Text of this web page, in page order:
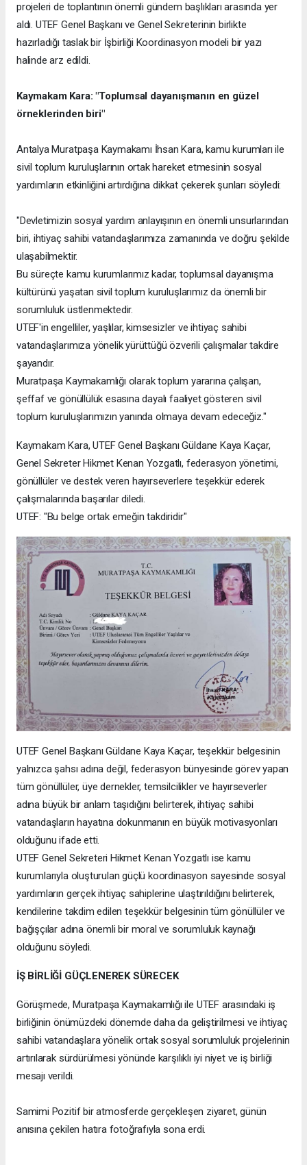
projeleri de toplantının önemli gündem başlıkları arasında yer
aldı. UTEF Genel Başkanı ve Genel Sekreterinin birlikte
hazırladığı taslak bir İşbirliği Koordinasyon modeli bir yazı
halinde arz edildi.
Kaymakam Kara: "Toplumsal dayanışmanın en güzel
örneklerinden biri"
Antalya Muratpaşa Kaymakamı İhsan Kara, kamu kurumları ile
sivil toplum kuruluşlarının ortak hareket etmesinin sosyal
yardımların etkinliğini artırdığına dikkat çekerek şunları söyledi:
"Devletimizin sosyal yardım anlayışının en önemli unsurlarından
biri, ihtiyaç sahibi vatandaşlarımıza zamanında ve doğru şekilde
ulaşabilmektir.
Bu süreçte kamu kurumlarımız kadar, toplumsal dayanışma
kültürünü yaşatan sivil toplum kuruluşlarımız da önemli bir
sorumluluk üstlenmektedir.
UTEF'in engelliler, yaşlılar, kimsesizler ve ihtiyaç sahibi
vatandaşlarımıza yönelik yürüttüğü özverili çalışmalar takdire
şayandır.
Muratpaşa Kaymakamlığı olarak toplum yararına çalışan,
şeffaf ve gönüllülük esasına dayalı faaliyet gösteren sivil
toplum kuruluşlarımızın yanında olmaya devam edeceğiz."
Kaymakam Kara, UTEF Genel Başkanı Güldane Kaya Kaçar,
Genel Sekreter Hikmet Kenan Yozgatlı, federasyon yönetimi,
gönüllüler ve destek veren hayırseverlere teşekkür ederek
çalışmalarında başarılar diledi.
UTEF: "Bu belge ortak emeğin takdiridir"
UTEF Genel Başkanı Güldane Kaya Kaçar, teşekkür belgesinin
yalnızca şahsı adına değil, federasyon bünyesinde görev yapan
tüm gönüllüler, üye dernekler, temsilcilikler ve hayırseverler
adına büyük bir anlam taşıdığını belirterek, ihtiyaç sahibi
vatandaşların hayatına dokunmanın en büyük motivasyonları
olduğunu ifade etti.
UTEF Genel Sekreteri Hikmet Kenan Yozgatlı ise kamu
kurumlarıyla oluşturulan güçlü koordinasyon sayesinde sosyal
yardımların gerçek ihtiyaç sahiplerine ulaştırıldığını belirterek,
kendilerine takdim edilen teşekkür belgesinin tüm gönüllüler ve
bağışçılar adına önemli bir moral ve sorumluluk kaynağı
olduğunu söyledi.
İŞ BİRLİĞİ GÜÇLENEREK SÜRECEK
Görüşmede, Muratpaşa Kaymakamlığı ile UTEF arasındaki iş
birliğinin önümüzdeki dönemde daha da geliştirilmesi ve ihtiyaç
sahibi vatandaşlara yönelik ortak sosyal sorumluluk projelerinin
artırılarak sürdürülmesi yönünde karşılıklı iyi niyet ve iş birliği
mesajı verildi.
Samimi Pozitif bir atmosferde gerçekleşen ziyaret, günün
anısına çekilen hatıra fotoğrafıyla sona erdi.